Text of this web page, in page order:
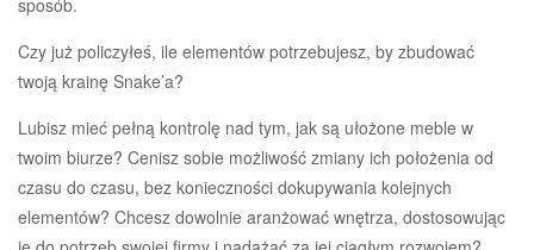
Czy już policzyłeś, ile elementów potrzebujesz, by zbudować
twoją krainę Snake’a?
Lubisz mieć pełną kontrolę nad tym, jak są ułożone meble w
twoim biurze? Cenisz sobie możliwość zmiany ich położenia od
czasu do czasu, bez konieczności dokupywania kolejnych
elementów? Chcesz dowolnie aranżować wnętrza, dostosowując